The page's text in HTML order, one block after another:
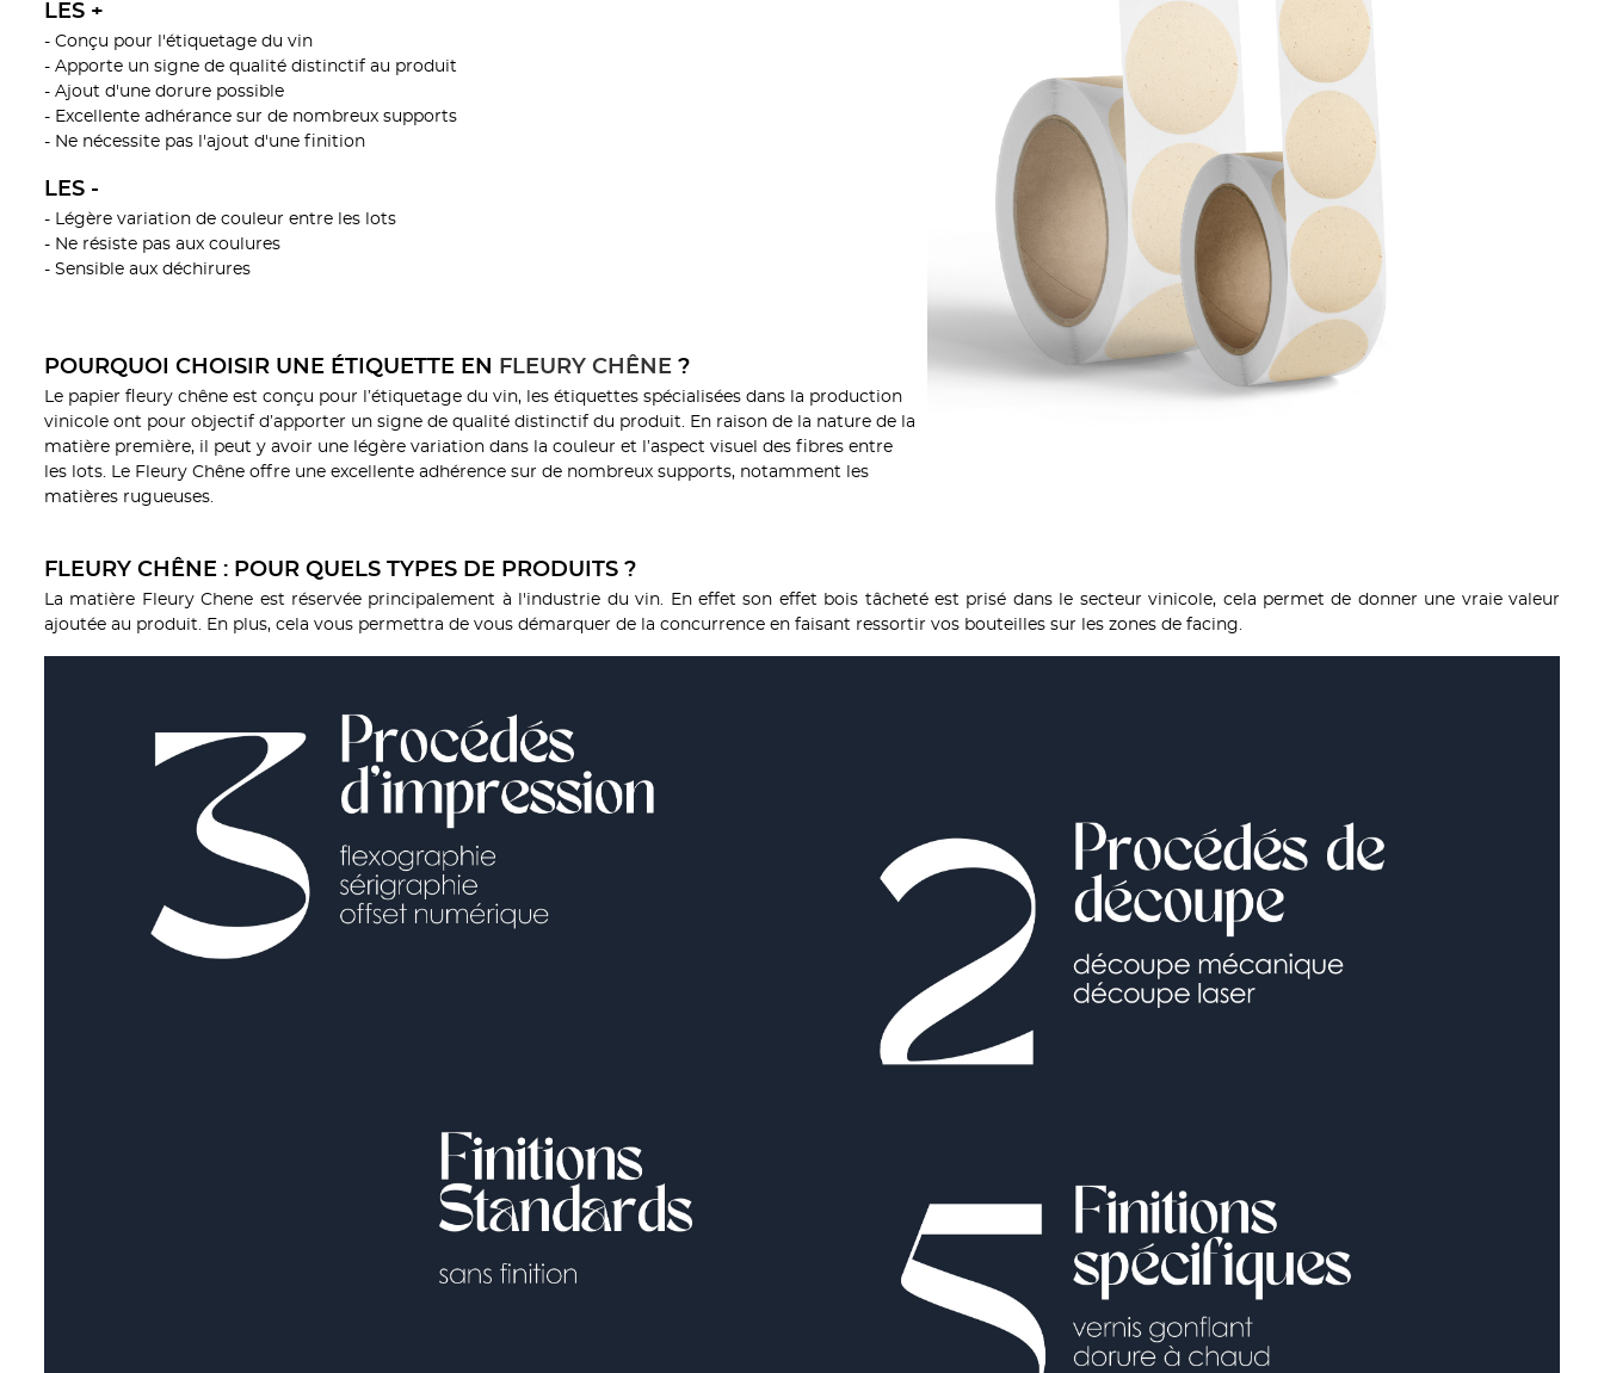
LES +
- Conçu pour l'étiquetage du vin
- Apporte un signe de qualité distinctif au produit
- Ajout d'une dorure possible
- Excellente adhérance sur de nombreux supports
- Ne nécessite pas l'ajout d'une finition
LES -
- Légère variation de couleur entre les lots
- Ne résiste pas aux coulures
- Sensible aux déchirures
POURQUOI CHOISIR UNE ÉTIQUETTE EN FLEURY CHÊNE ?
Le papier fleury chêne est conçu pour l’étiquetage du vin, les étiquettes spécialisées dans la production
vinicole ont pour objectif d’apporter un signe de qualité distinctif du produit. En raison de la nature de la
matière première, il peut y avoir une légère variation dans la couleur et l’aspect visuel des fibres entre
les lots. Le Fleury Chêne offre une excellente adhérence sur de nombreux supports, notamment les
matières rugueuses.
FLEURY CHÊNE : POUR QUELS TYPES DE PRODUITS ?
La matière Fleury Chene est réservée principalement à l'industrie du vin. En effet son effet bois tâcheté est prisé dans le secteur vinicole, cela permet de donner une vraie valeur
ajoutée au produit. En plus, cela vous permettra de vous démarquer de la concurrence en faisant ressortir vos bouteilles sur les zones de facing.